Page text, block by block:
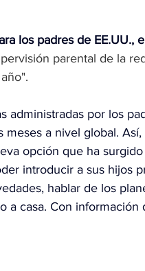
los padres de EE.UU.,
parental de la
administradas por los
a nivel global.
opción que ha
introducir a sus hijos
hablar de los
a casa. Con información